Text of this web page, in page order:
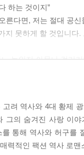
엇이든 해 주마
옳은 일인 건지
많이 컸구나
한 사람입니까?
너뿐이다
하는 것이지”
른다면, 저는 절대 공
지 못하게 할 것입니다
놈인지 아무나 걸리
장백산의 눈빛이 매서
모르는 사람이요.”
녀가 빠르게 대꾸했다.
고려 역사와 4대 황제
그의 숨겨진 사랑 이
통해 역사와 허구를
력적인 팩션 역사 로맨